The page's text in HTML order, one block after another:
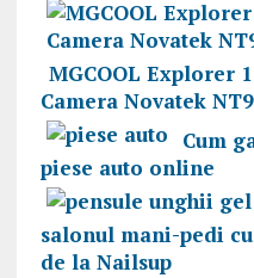
MGCOOL Explorer
Camera Novatek
Cum
piese auto online
salonul mani-pedi
de la Nailsup